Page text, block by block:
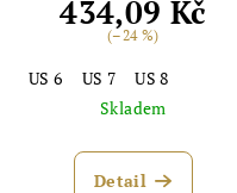
434,09 Kč
(–24 %)
US 6 US 7
US 8
Skladem
Detail